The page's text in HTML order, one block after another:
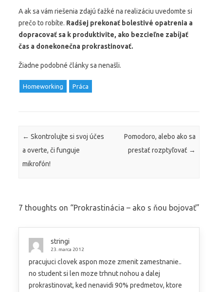
A ak sa vám riešenia zdajú ťažké na realizáciu uvedomte si
prečo to robíte. Radšej prekonať bolestivé opatrenia a
dopracovať sa k produktivite, ako bezcieľne zabíjať
čas a donekonečna prokrastinovať.
Žiadne podobné články sa nenašli.
Homeworking Práca
Post navigation
← Skontrolujte si svoj účes
a overte, či funguje
mikrofón!
Pomodoro, alebo ako sa
prestať rozptyľovať →
7 thoughts on “Prokrastinácia – ako s ňou bojovať”
stringi
23. marca 2012
pracujuci clovek aspon moze zmenit zamestnanie..
no student si len moze trhnut nohou a dalej
prokrastinovat, ked nenavidi 90% predmetov, ktore